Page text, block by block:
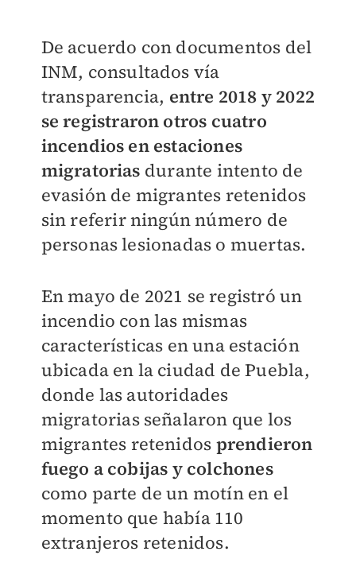
De acuerdo con documentos del
INM, consultados vía
transparencia, entre 2018 y 2022
se registraron otros cuatro
incendios en estaciones
migratorias durante intento de
evasión de migrantes retenidos
sin referir ningún número de
personas lesionadas o muertas.
En mayo de 2021 se registró un
incendio con las mismas
características en una estación
ubicada en la ciudad de Puebla,
donde las autoridades
migratorias señalaron que los
migrantes retenidos prendieron
fuego a cobijas y colchones
como parte de un motín en el
momento que había 110
extranjeros retenidos.